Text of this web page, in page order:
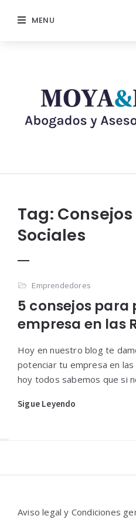
MENU
Tag: Consejos
Sociales
Emprendedores
5 consejos
empresa en las
Hoy en nuestro blog te
potenciar tu empresa en
hoy todos sabemos que si
Sigue Leyendo
Aviso legal y Condiciones